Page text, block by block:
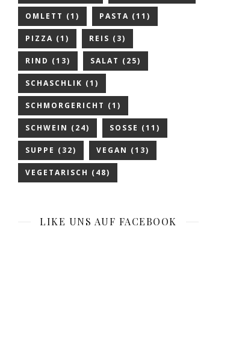
OMLETT (1) PASTA (11)
PIZZA (1) REIS (3)
RIND (13) SALAT (25)
SCHASCHLIK (1)
SCHMORGERICHT (1)
SCHWEIN (24) SOSSE (11)
SUPPE (32) VEGAN (13)
VEGETARISCH (48)
LIKE UNS AUF FACEBOOK